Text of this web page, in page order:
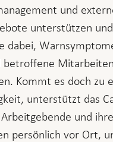
und
unterstützen
dabei,
betroffene
Kommt es doch zu
unterstützt das
und ihre
persönlich vor Ort,